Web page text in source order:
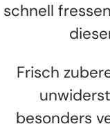
schnell
Frisch
besonders